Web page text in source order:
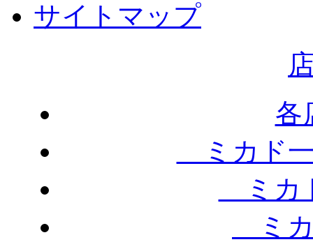
サイトマップ
各
ミカド
ミカ
ミカ